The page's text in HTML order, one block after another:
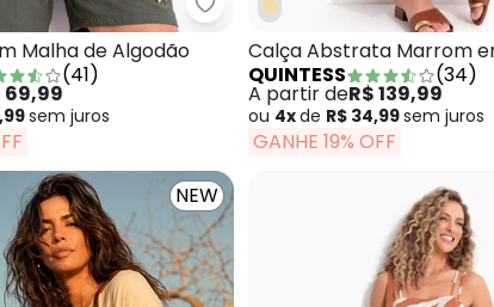
Telha em Malha de Viscose
Quintess - Blusa Preta em
Malha de Algodão
(41)
69,99
sem juros
Calça Abstrata Marrom
Viscose
QUINTESS (34)
A partir deR$ 139,99
ou 4xde R$ 34,99sem juros
GANHE 19% OFF
NEW